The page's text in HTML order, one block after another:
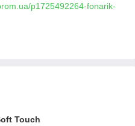
p1725492264-fonarik-
Touch